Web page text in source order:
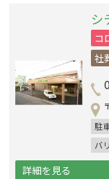
シ
コ
社
駐
バ
詳細を見る